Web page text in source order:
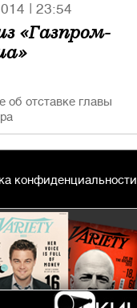
23:54
«Газпром-
отставке главы
конфиденциальности